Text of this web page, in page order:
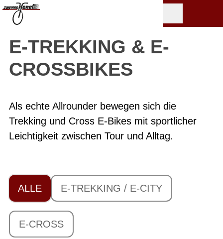
E-TREKKING & E-
CROSSBIKES
Als echte Allrounder bewegen sich die
Trekking und Cross E-Bikes mit sportlicher
Leichtigkeit zwischen Tour und Alltag.
ALLE E-TREKKING / E-CITY
E-CROSS